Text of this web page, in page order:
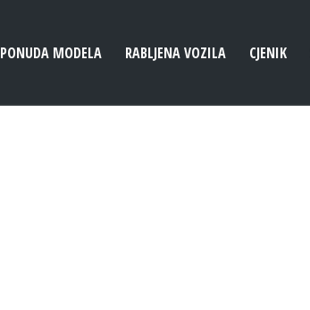
PONUDA MODELA RABLJENA VOZILA CJENIK